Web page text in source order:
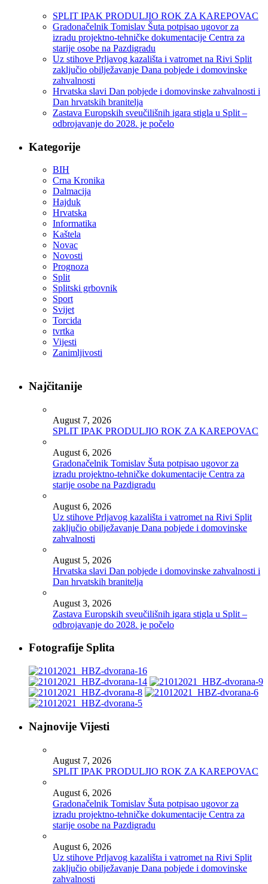
SPLIT IPAK PRODULJIO ROK ZA KAREPOVAC
Gradonačelnik Tomislav Šuta potpisao ugovor za
izradu projektno-tehničke dokumentacije Centra za
starije osobe na Pazdigradu
Uz stihove Prljavog kazališta i vatromet na Rivi Split
zaključio obilježavanje Dana pobjede i domovinske
zahvalnosti
Hrvatska slavi Dan pobjede i domovinske zahvalnosti i
Dan hrvatskih branitelja
Zastava Europskih sveučilišnih igara stigla u Split –
odbrojavanje do 2028. je počelo
Kategorije
BIH
Crna Kronika
Dalmacija
Hajduk
Hrvatska
Informatika
Kaštela
Novac
Novosti
Prognoza
Split
Splitski grbovnik
Sport
Svijet
Torcida
tvrtka
Vijesti
Zanimljivosti
Najčitanije
August 7, 2026
SPLIT IPAK PRODULJIO ROK ZA KAREPOVAC
August 6, 2026
Gradonačelnik Tomislav Šuta potpisao ugovor za
izradu projektno-tehničke dokumentacije Centra za
starije osobe na Pazdigradu
August 6, 2026
Uz stihove Prljavog kazališta i vatromet na Rivi Split
zaključio obilježavanje Dana pobjede i domovinske
zahvalnosti
August 5, 2026
Hrvatska slavi Dan pobjede i domovinske zahvalnosti i
Dan hrvatskih branitelja
August 3, 2026
Zastava Europskih sveučilišnih igara stigla u Split –
odbrojavanje do 2028. je počelo
Fotografije Splita
Najnovije Vijesti
August 7, 2026
SPLIT IPAK PRODULJIO ROK ZA KAREPOVAC
August 6, 2026
Gradonačelnik Tomislav Šuta potpisao ugovor za
izradu projektno-tehničke dokumentacije Centra za
starije osobe na Pazdigradu
August 6, 2026
Uz stihove Prljavog kazališta i vatromet na Rivi Split
zaključio obilježavanje Dana pobjede i domovinske
zahvalnosti